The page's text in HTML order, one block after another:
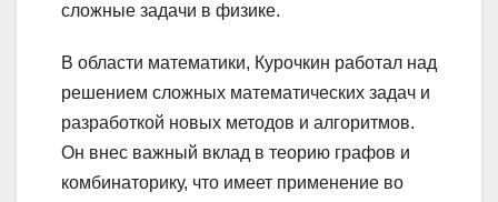
сложные задачи в физике.
В области математики, Курочкин работал над
решением сложных математических задач и
разработкой новых методов и алгоритмов.
Он внес важный вклад в теорию графов и
комбинаторику, что имеет применение во